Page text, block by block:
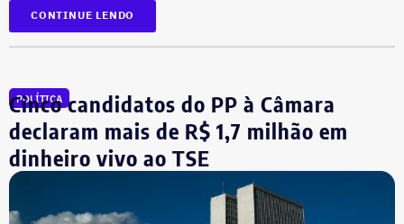
Reprodução/Internet
companhia em setembro de 2025.
liminar, porém, o Superior Tribunal de Justiça (STJ)
garantiu a participação dos dois diretores na votação até
que o mérito da questão seja analisado pela Corte.
Segundo as investigações, a refinaria importava
combustível quase pronto, mas fingia que o material era
CONTINUE LENDO
POLÍTICA
Cinco candidatos do PP à Câmara
declaram mais de R$ 1,7 milhão em
dinheiro vivo ao TSE